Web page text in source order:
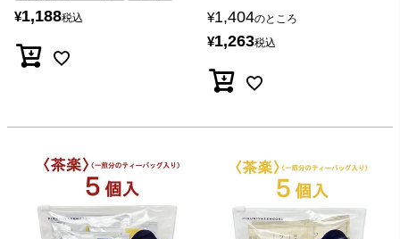
¥1,188税込 ¥1,404のところ
¥1,263税込